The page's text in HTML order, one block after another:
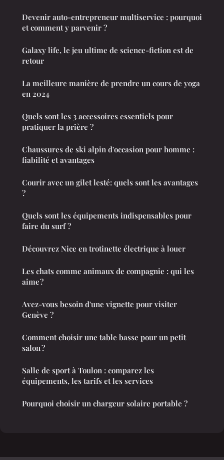
Devenir auto-entrepreneur multiservice : pourquoi
et comment y parvenir ?
Galaxy life, le jeu ultime de science-fiction est de
retour
La meilleure manière de prendre un cours de yoga
en 2024
Quels sont les 3 accessoires essentiels pour
pratiquer la prière ?
Chaussures de ski alpin d'occasion pour homme :
fiabilité et avantages
Courir avec un gilet lesté: quels sont les avantages
?
Quels sont les équipements indispensables pour
faire du surf ?
Découvrez Nice en trotinette électrique à louer
Les chats comme animaux de compagnie : qui les
aime ?
Avez-vous besoin d'une vignette pour visiter
Genève ?
Comment choisir une table basse pour un petit
salon ?
Salle de sport à Toulon : comparez les
équipements, les tarifs et les services
Pourquoi choisir un chargeur solaire portable ?